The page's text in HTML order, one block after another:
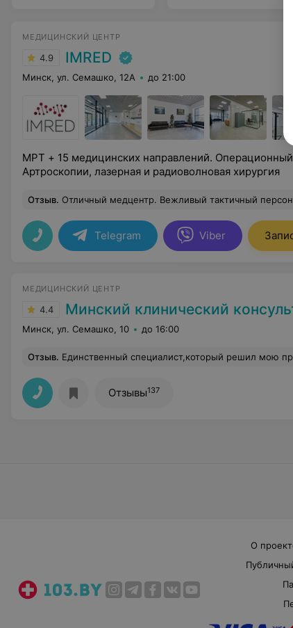
МЕДИЦИНСКИЙ ЦЕНТР
4.9 IMRED
Минск, ул. Семашко, 12А до 21:00
МРТ + 15 медицинских направлений.
Артроскопии, лазерная и радиоволновая хирургия
Отзыв. Отличный медцентр. Вежливый тактичный персонал. Специалисты высокой квалификации. Делала МРТ позвоночника и консультировалась у невролога Михневича И.И. имеющего большой
Telegram Viber
МЕДИЦИНСКИЙ ЦЕНТР
4.4 Минский клинический консультативно-
Минск, ул. Семашко, 10 до 16:00
Отзыв. Единственный специалист,который решил мою проблему.
Отзывы137
О